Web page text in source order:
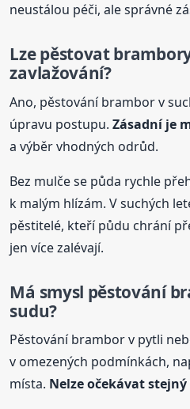
neustálou péči, ale správné
Lze pěstovat
zavlažování?
Ano, pěstování brambor v
úpravu postupu.Zásadní je
a výběr vhodných odrůd.
Bez mulče se půda rychle
k malým hlízám. V suchých
pěstitelé, kteří půdu chrání
jen více zalévají.
Má smysl pěstování
sudu?
Pěstování brambor v pytli
v omezených podmínkách,
místa. Nelze očekávat